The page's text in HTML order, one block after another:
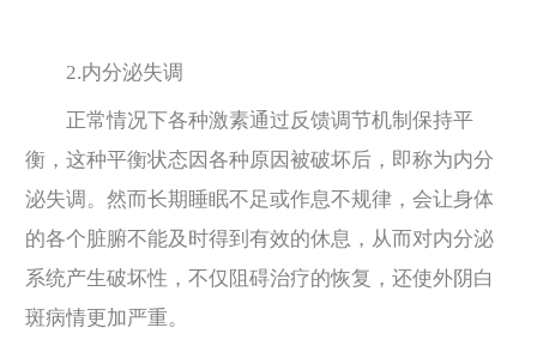
2.内分泌失调
正常情况下各种激素通过反馈调节机制保持平
衡，这种平衡状态因各种原因被破坏后，即称为内分
泌失调。然而长期睡眠不足或作息不规律，会让身体
的各个脏腑不能及时得到有效的休息，从而对内分泌
系统产生破坏性，不仅阻碍治疗的恢复，还使外阴白
斑病情更加严重。